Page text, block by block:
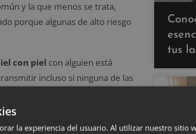
y la que menos se trata,
porque algunas de alto riesgo
con piel con alguien está
incluso si ninguna de las
tus
la experiencia del usuario. Al utilizar nuestro sitio